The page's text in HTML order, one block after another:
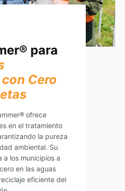
para
Cero
ofrece
en el tratamiento
la pureza
ambiental. Su
a los municipios a
en las aguas
eficiente del